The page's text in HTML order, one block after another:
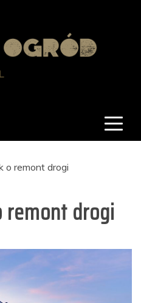
o remont drogi
remont drogi